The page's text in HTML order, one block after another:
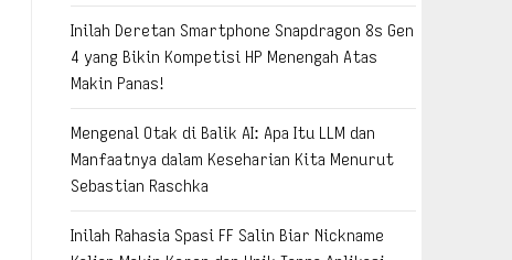
Inilah Deretan Smartphone Snapdragon 8s Gen
4 yang Bikin Kompetisi HP Menengah Atas
Makin Panas!
Mengenal Otak di Balik AI: Apa Itu LLM dan
Manfaatnya dalam Keseharian Kita Menurut
Sebastian Raschka
Inilah Rahasia Spasi FF Salin Biar Nickname